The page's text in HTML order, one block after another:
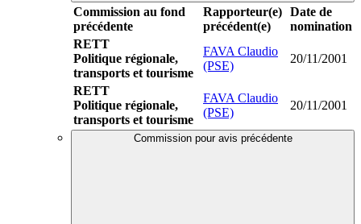
Commission au fond
précédente
Rapporteur(e)
précédent(e)
Date de
nomination
RETT
Politique régionale,
transports et tourisme
FAVA Claudio
(PSE)
20/11/2001
RETT
Politique régionale,
transports et tourisme
FAVA Claudio
(PSE)
20/11/2001
Commission pour avis précédente